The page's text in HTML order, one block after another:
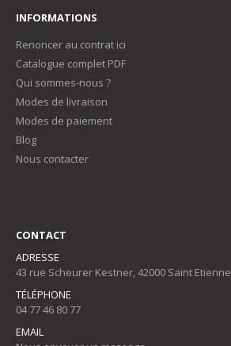
INFORMATIONS
Renoncer au contrat ici
Catalogue complet PDF
Qui sommes-nous ?
Modes de livraison
Modes de paiement
Blog
Nous contacter
CONTACT
ADRESSE
43 rue Scheurer Kestner, 42000 Saint Etienne
TÉLÉPHONE
04 77 46 80 77
EMAIL